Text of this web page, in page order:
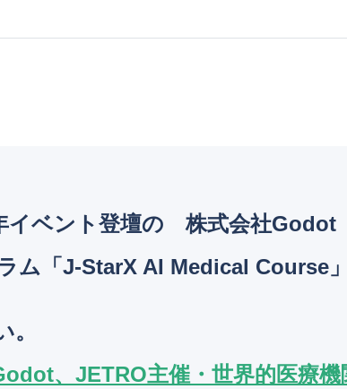
イベント登壇の 株式会社
ム「J-StarX AI Medical Course
、JETRO主催・世界的医療